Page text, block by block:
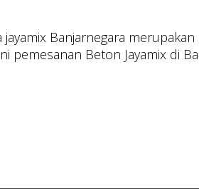
Banjarnegara
pemesanan Beton Jayamix